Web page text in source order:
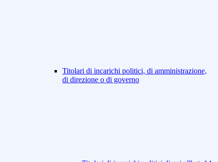
Titolari di incarichi politici, di amministrazione,
di direzione o di governo